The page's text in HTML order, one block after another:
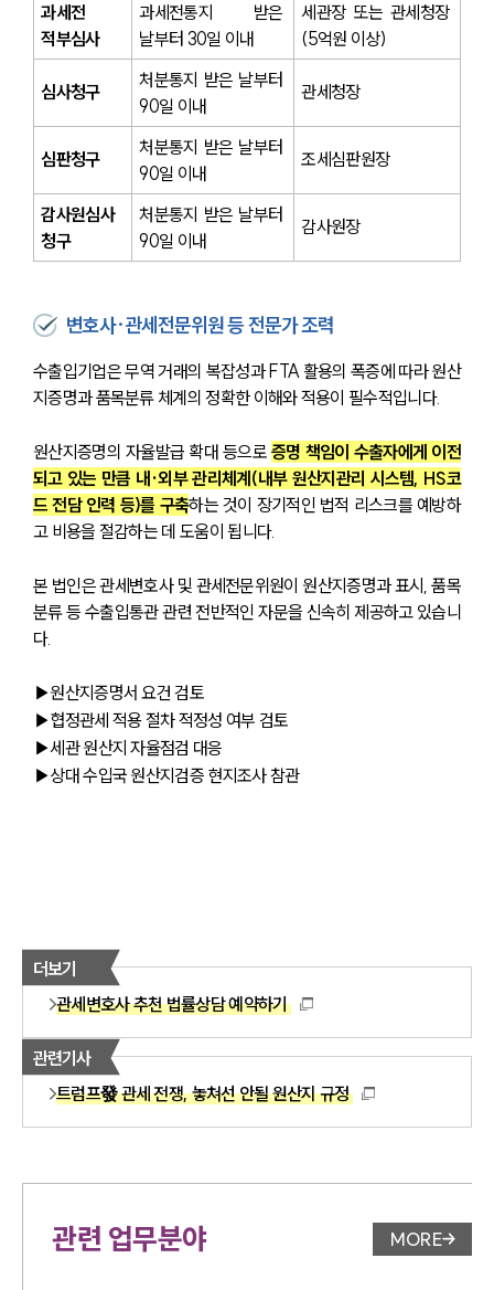
과세전
적부심사
과세전통지 받은
날부터 30일 이내
세관장 또는 관세청장
(5억원 이상)
심사청구
처분통지 받은 날부터
90일 이내
관세청장
심판청구
처분통지 받은 날부터
90일 이내
조세심판원장
감사원심사
청구
처분통지 받은 날부터
90일 이내
감사원장
변호사·관세전문위원 등 전문가 조력
수출입기업은 무역 거래의 복잡성과 FTA 활용의 폭증에 따라 원산
지증명과 품목분류 체계의 정확한 이해와 적용이 필수적입니다.
원산지증명의 자율발급 확대 등으로 증명 책임이 수출자에게 이전
되고 있는 만큼 내·외부 관리체계(내부 원산지관리 시스템, HS코
드 전담 인력 등)를 구축하는 것이 장기적인 법적 리스크를 예방하
고 비용을 절감하는 데 도움이 됩니다.
본 법인은 관세변호사 및 관세전문위원이 원산지증명과 표시, 품목
분류 등 수출입통관 관련 전반적인 자문을 신속히 제공하고 있습니
다.
▶원산지증명서 요건 검토
▶협정관세 적용 절차 적정성 여부 검토
▶세관 원산지 자율점검 대응
▶상대 수입국 원산지검증 현지조사 참관
더보기
관세변호사 추천 법률상담 예약하기
관련기사
트럼프發 관세 전쟁, 놓쳐선 안될 원산지 규정
관련 업무분야 업무분야
MORE